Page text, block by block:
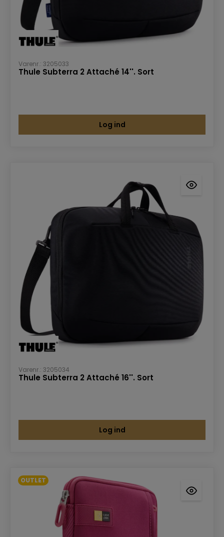
Varenr.: 3205033
Thule Subterra 2 Attaché 14''. Sort
Log ind
Varenr.: 3205034
Thule Subterra 2 Attaché 16''. Sort
Log ind
OUTLET